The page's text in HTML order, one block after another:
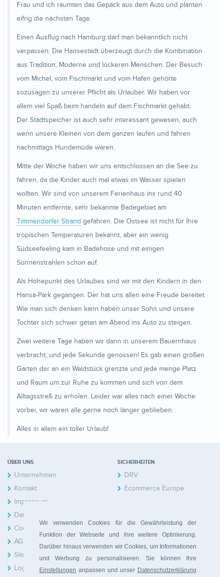
Wir verwenden Cookies für die Gewährleistung der
Funktion der Webseite und ihre weitere Optimierung.
Darüber hinaus verwenden wir Cookies, um Informationen
und Werbung zu personalisieren. Sie können Ihre
Einstellungen anpassen und unser Datenschutzerklärung
Frau und ich räumten das Gepäck aus dem Auto und planten
eifrig die nächsten Tage.
Einen Ausflug nach Hamburg darf man bekanntlich nicht
verpassen. Die Hansestadt überzeugt durch die Kombination
aus Tradition, Moderne und lockeren Menschen. Der Besuch
vom Michel, vom Fischmarkt und vom Hafen gehörte
sozusagen zu unserer Pflicht als Urlauber. Wir haben vor
allem viel Spaß beim handeln auf dem Fischmarkt gehabt.
Der Stadtspeicher ist auch sehr interessant gewesen, auch
wenn unsere Kleinen von dem ganzen laufen und fahren
nachmittags Hundemüde waren.
Mitte der Woche haben wir uns entschlossen an die See zu
fahren, da die Kinder auch mal etwas im Wasser spielen
wollten. Wir sind von unserem Ferienhaus ins rund 40
Minuten entfernte, sehr bekannte Badegebiet am
Timmendorfer Strand gefahren. Die Ostsee ist nicht für Ihre
tropischen Temperaturen bekannt, aber ein wenig
Südseefeeling kam in Badehose und mit einigen
Sonnenstrahlen schon auf.
Als Höhepunkt des Urlaubes sind wir mit den Kindern in den
Hansa-Park gegangen. Der hat uns allen eine Freude bereitet.
Wie man sich denken kann haben unser Sohn und unsere
Tochter sich schwer getan am Abend ins Auto zu steigen.
Zwei weitere Tage haben wir dann in unserem Bauernhaus
verbracht, und jede Sekunde genossen! Es gab einen großen
Garten der an ein Waldstück grenzte und jede menge Platz
und Raum um zur Ruhe zu kommen und sich von dem
Alltagsstreß zu erholen. Leider war alles nach einer Woche
vorbei, wir wären alle gerne noch länger geblieben.
Alles in allem ein toller Urlaub!
ÜBER UNS
Unternehmen
Kontakt
Impressum
Datenschutzerklärung
Cookies
AGB
Sitemap
Login Hausbesitzer
SICHERHEITEN
DRV
Ecommerce Europe